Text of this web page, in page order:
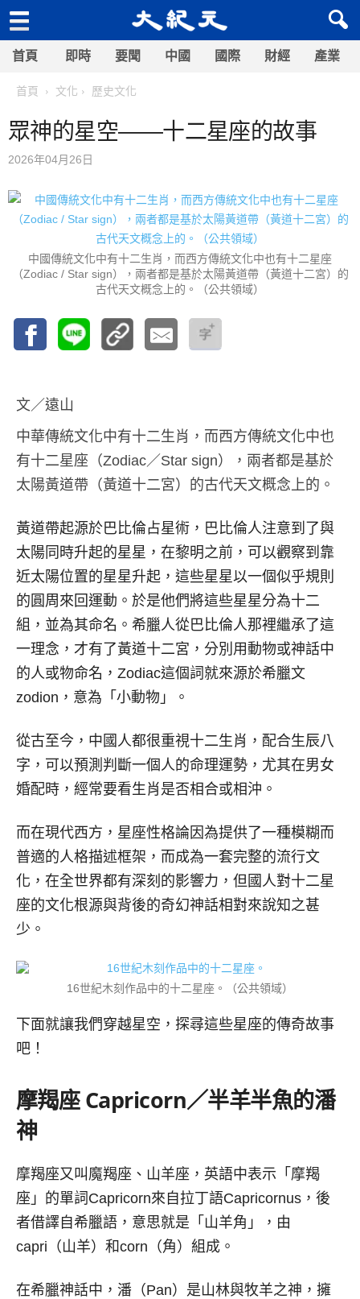
首頁 即時 要聞 中國 國際 財經 產業
首頁 文化 歷史文化
眾神的星空——十二星座的故事
2026年04月26日
中國傳統文化中有十二生肖，而西方傳統文化中也有十二星座
（Zodiac / Star sign），兩者都是基於太陽黃道帶（黃道十二宮）的
古代天文概念上的。（公共領域）
文／遠山
中華傳統文化中有十二生肖，而西方傳統文化中也
有十二星座（Zodiac／Star sign），兩者都是基於
太陽黃道帶（黃道十二宮）的古代天文概念上的。
黃道帶起源於巴比倫占星術，巴比倫人注意到了與
太陽同時升起的星星，在黎明之前，可以觀察到靠
近太陽位置的星星升起，這些星星以一個似乎規則
的圓周來回運動。於是他們將這些星星分為十二
組，並為其命名。希臘人從巴比倫人那裡繼承了這
一理念，才有了黃道十二宮，分別用動物或神話中
的人或物命名，Zodiac這個詞就來源於希臘文
zodion，意為「小動物」。
從古至今，中國人都很重視十二生肖，配合生辰八
字，可以預測判斷一個人的命理運勢，尤其在男女
婚配時，經常要看生肖是否相合或相沖。
而在現代西方，星座性格論因為提供了一種模糊而
普適的人格描述框架，而成為一套完整的流行文
化，在全世界都有深刻的影響力，但國人對十二星
座的文化根源與背後的奇幻神話相對來說知之甚
少。
16世紀木刻作品中的十二星座。（公共領域）
下面就讓我們穿越星空，探尋這些星座的傳奇故事
吧！
摩羯座Capricorn／半羊半魚的潘
神
摩羯座又叫魔羯座、山羊座，英語中表示「摩羯
座」的單詞Capricorn來自拉丁語Capricornus，後
者借譯自希臘語，意思就是「山羊角」，由
capri（山羊）和corn（角）組成。
在希臘神話中，潘（Pan）是山林與牧羊之神，擁